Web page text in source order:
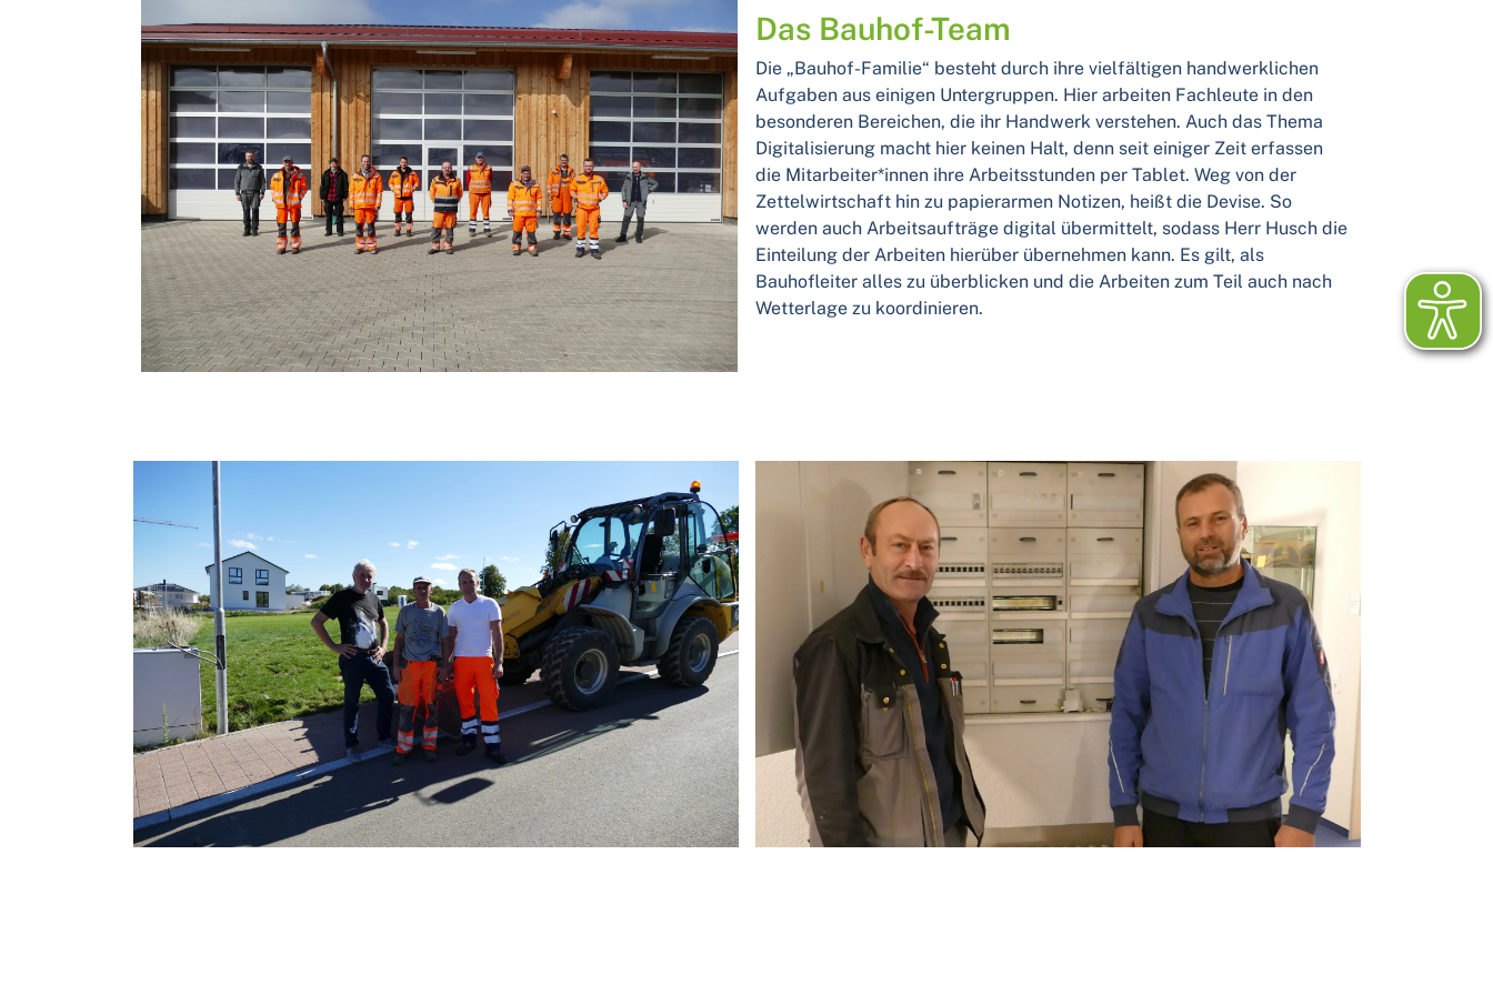
Das Bauhof-Team
Die „Bauhof-Familie“ besteht durch ihre vielfältigen handwerklichen
Aufgaben aus einigen Untergruppen. Hier arbeiten Fachleute in den
besonderen Bereichen, die ihr Handwerk verstehen. Auch das Thema
Digitalisierung macht hier keinen Halt, denn seit einiger Zeit erfassen
die Mitarbeiter*innen ihre Arbeitsstunden per Tablet. Weg von der
Zettelwirtschaft hin zu papierarmen Notizen, heißt die Devise. So
werden auch Arbeitsaufträge digital übermittelt, sodass Herr Husch die
Einteilung der Arbeiten hierüber übernehmen kann. Es gilt, als
Bauhofleiter alles zu überblicken und die Arbeiten zum Teil auch nach
Wetterlage zu koordinieren.